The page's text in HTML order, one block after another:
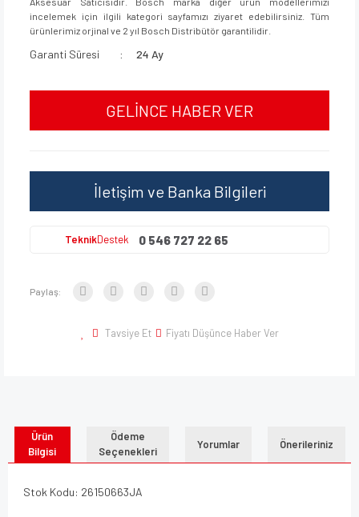
incelemek için ilgili kategori sayfamızı ziyaret edebilirsiniz. Tüm
ürünlerimiz orjinal ve 2 yıl Bosch Distribütör garantilidir.
Garanti Süresi 24 Ay
GELİNCE HABER VER
İletişim ve Banka Bilgileri
TeknikDestek 0 546 727 22 65
Paylaş:
Tavsiye Et Fiyatı Düşünce Haber Ver
Ürün
Bilgisi
Ödeme
Seçenekleri
Yorumlar Önerileriniz
Stok Kodu: 26150663JA